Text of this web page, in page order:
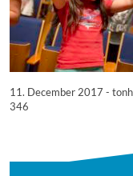
11. December 2017 -
346